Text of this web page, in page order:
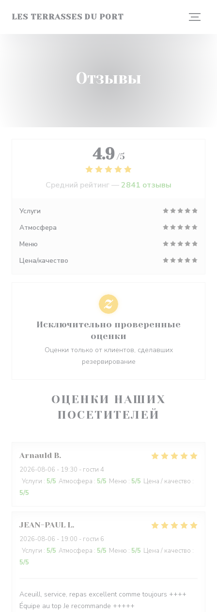
LES TERRASSES DU PORT
Отзывы
ОЦЕНКИ НАШИХ
ПОСЕТИТЕЛЕЙ
Arnauld B
2026-08-06 - 19:30 - гости 4
Услуги : 5/5 Атмосфера : 5/5 Меню : 5/5 Цена / качество :
5/5
JEAN-PAUL L
2026-08-06 - 19:00 - гости 6
Услуги : 5/5 Атмосфера : 5/5 Меню : 5/5 Цена / качество :
5/5
Aceuill, service, repas excellent comme toujours ++++
Équipe au top Je recommande +++++
4.9 /5
Средний рейтинг — 2841 отзывы
Услуги
Атмосфера
Меню
Цена/качество
Исключительно проверенные
оценки
Оценки только от клиентов, сделавших
резервирование